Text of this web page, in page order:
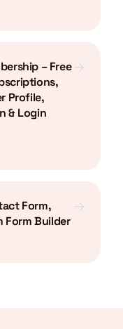
– Free
Profile,
& Login
Form,
Form Builder